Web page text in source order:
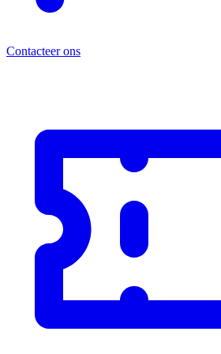
Contacteer ons